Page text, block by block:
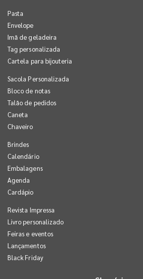
Pasta
Envelope
Imã de geladeira
Tag personalizada
Cartela para bijouteria
Sacola Personalizada
Bloco de notas
Talão de pedidos
Caneta
Chaveiro
Brindes
Calendário
Embalagens
Agenda
Cardápio
Revista Impressa
Livro personalizado
Feiras e eventos
Lançamentos
Black Friday